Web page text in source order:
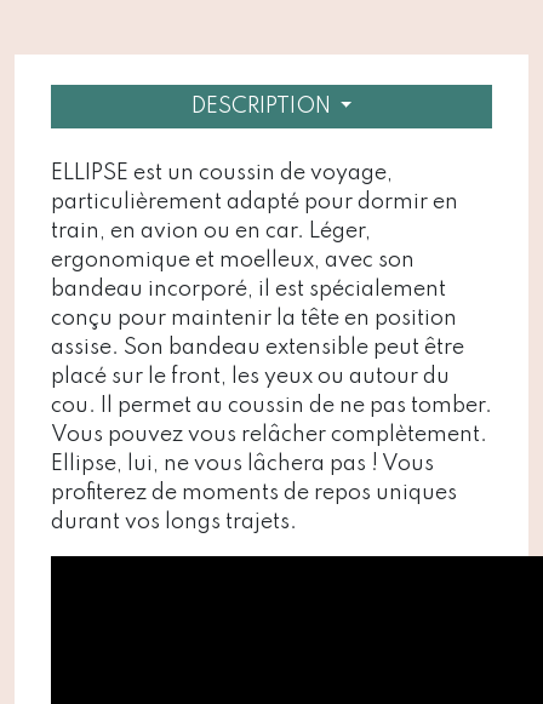
DESCRIPTION
ELLIPSE est un coussin de voyage,
particulièrement adapté pour dormir en
train, en avion ou en car. Léger,
ergonomique et moelleux, avec son
bandeau incorporé, il est spécialement
conçu pour maintenir la tête en position
assise. Son bandeau extensible peut être
placé sur le front, les yeux ou autour du
cou. Il permet au coussin de ne pas tomber.
Vous pouvez vous relâcher complètement.
Ellipse, lui, ne vous lâchera pas ! Vous
profiterez de moments de repos uniques
durant vos longs trajets.